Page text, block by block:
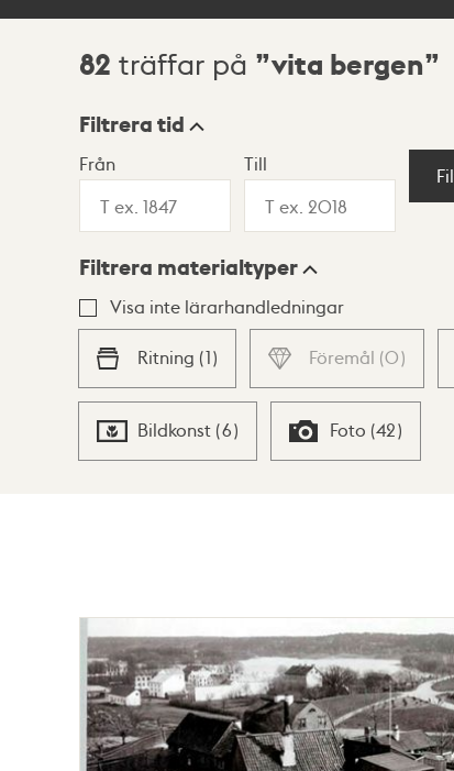
Sökresultat
82 träffar på vita bergen
Visningsläge
Lista Karta
Filtrera tid
Från Till
Filtrera materialtyper
Visa inte lärarhandledningar
Ritning (1) Föremål (0)
Bildkonst (6) Foto (42)